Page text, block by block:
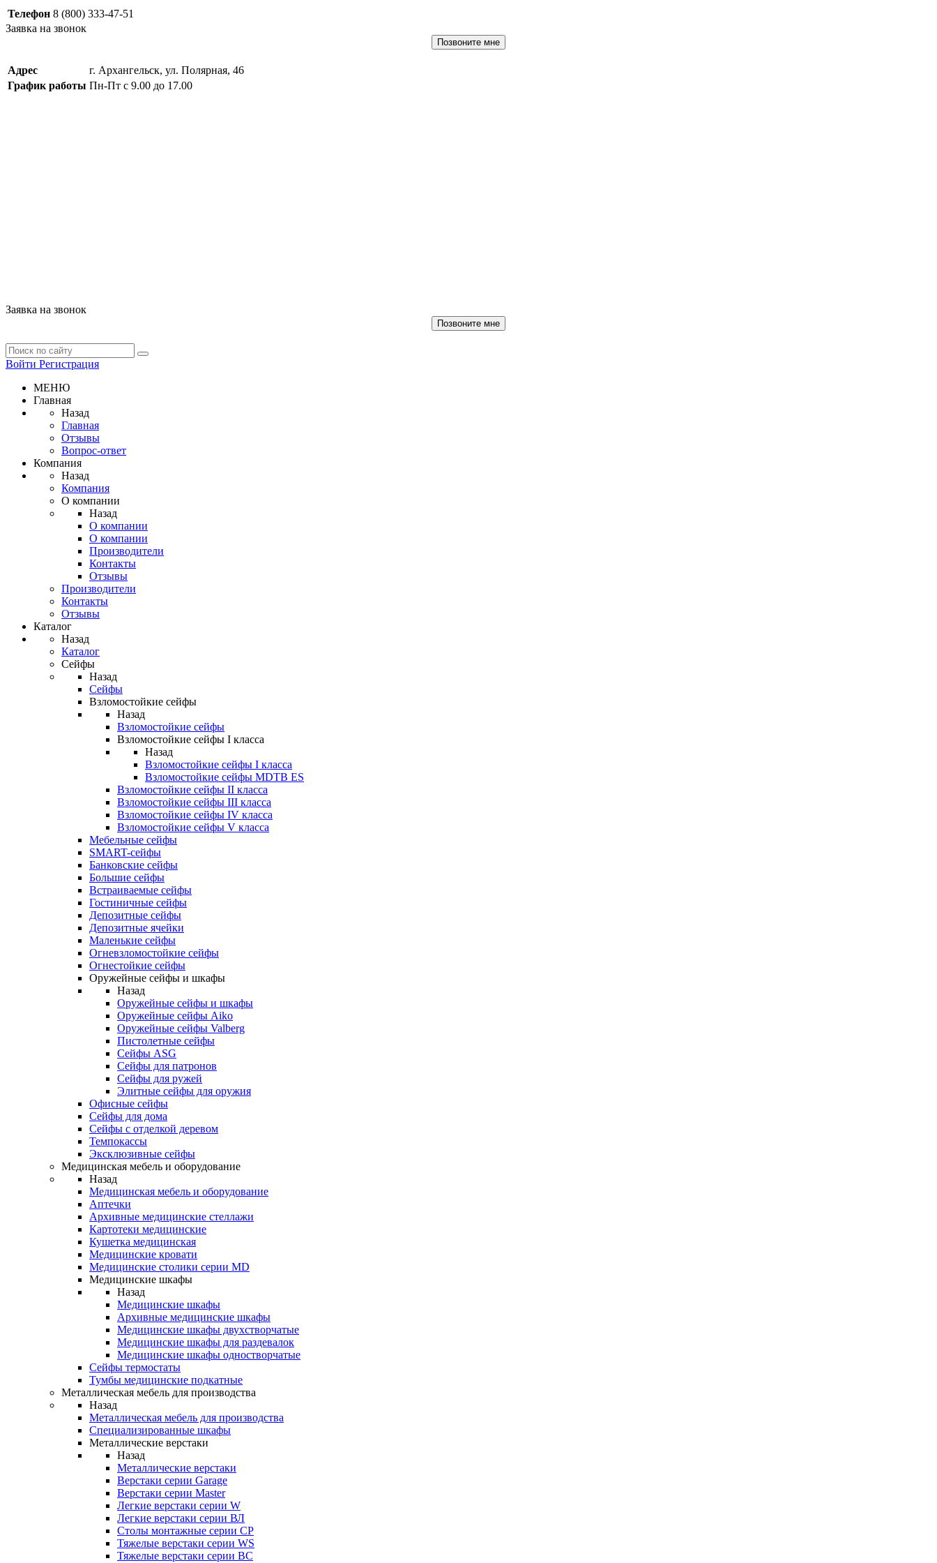
Телефон 8 (800) 333-47-51
Заявка на звонок
Позвоните мне
Адрес
г. Архангельск, ул. Полярная, 46
График работы Пн-Пт с 9.00 до 17.00
Заявка на звонок
Позвоните мне
Войти Регистрация
МЕНЮ
Главная
Назад
Главная
Отзывы
Вопрос-ответ
Компания
Назад
Компания
О компании
Назад
О компании
О компании
Производители
Контакты
Отзывы
Производители
Контакты
Отзывы
Каталог
Назад
Каталог
Сейфы
Назад
Сейфы
Взломостойкие сейфы
Назад
Взломостойкие сейфы
Взломостойкие сейфы I класса
Назад
Взломостойкие сейфы I класса
Взломостойкие сейфы MDTB ES
Взломостойкие сейфы II класса
Взломостойкие сейфы III класса
Взломостойкие сейфы IV класса
Взломостойкие сейфы V класса
Мебельные сейфы
SMART-сейфы
Банковские сейфы
Большие сейфы
Встраиваемые сейфы
Гостиничные сейфы
Депозитные сейфы
Депозитные ячейки
Маленькие сейфы
Огневзломостойкие сейфы
Огнестойкие сейфы
Оружейные сейфы и шкафы
Назад
Оружейные сейфы и шкафы
Оружейные сейфы Aiko
Оружейные сейфы Valberg
Пистолетные сейфы
Сейфы ASG
Сейфы для патронов
Сейфы для ружей
Элитные сейфы для оружия
Офисные сейфы
Сейфы для дома
Сейфы с отделкой деревом
Темпокассы
Эксклюзивные сейфы
Медицинская мебель и оборудование
Назад
Медицинская мебель и оборудование
Аптечки
Архивные медицинские стеллажи
Картотеки медицинские
Кушетка медицинская
Медицинские кровати
Медицинские столики серии MD
Медицинские шкафы
Назад
Медицинские шкафы
Архивные медицинские шкафы
Медицинские шкафы двухстворчатые
Медицинские шкафы для раздевалок
Медицинские шкафы одностворчатые
Сейфы термостаты
Тумбы медицинские подкатные
Металлическая мебель для производства
Назад
Металлическая мебель для производства
Cпециализированные шкафы
Металлические верстаки
Назад
Металлические верстаки
Верстаки серии Garage
Верстаки серии Master
Легкие верстаки серии W
Легкие верстаки серии ВЛ
Столы монтажные серии СР
Тяжелые верстаки серии WS
Тяжелые верстаки серии ВС